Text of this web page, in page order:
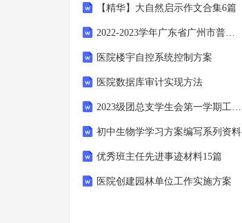
【精华】大自然启示作文合集6篇
2022-2023学年广东省广州市普通高校对口单招英语月考卷(含答案)
医院楼宇自控系统控制方案
医院数据库审计实现方法
2023级团总支学生会第一学期工作总结
初中生物学学习方案编写系列资料
优秀班主任先进事迹材料15篇
医院创建园林单位工作实施方案